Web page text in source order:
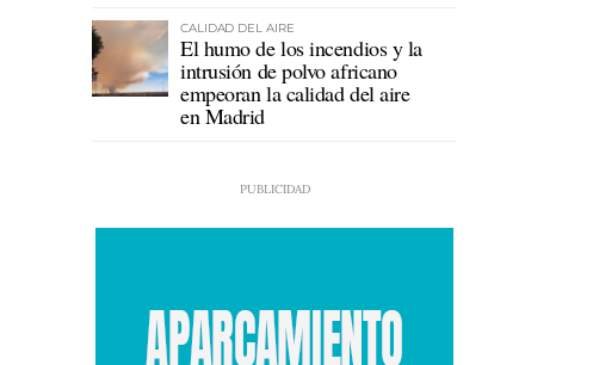
CALIDAD DEL AIRE
El humo de los incendios y la
intrusión de polvo africano
empeoran la calidad del aire
en Madrid